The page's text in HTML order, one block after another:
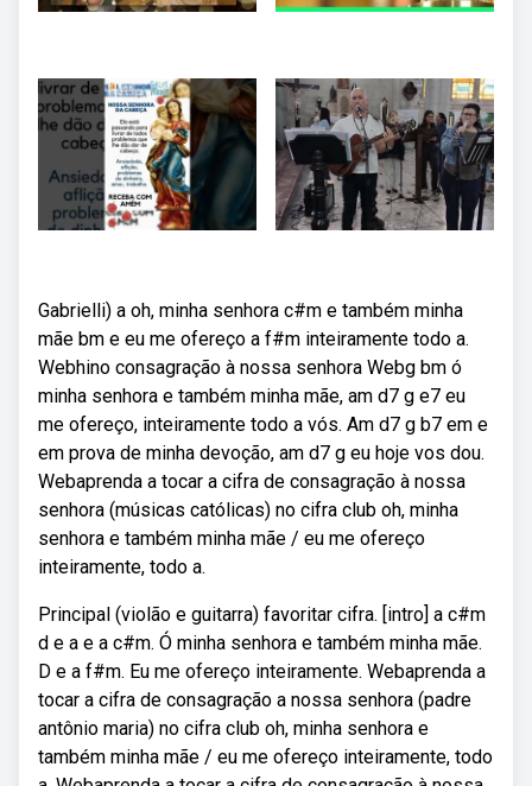
Gabrielli) a oh, minha senhora c#m e também minha
mãe bm e eu me ofereço a f#m inteiramente todo a.
Webhino consagração à nossa senhora Webg bm ó
minha senhora e também minha mãe, am d7 g e7 eu
me ofereço, inteiramente todo a vós. Am d7 g b7 em e
em prova de minha devoção, am d7 g eu hoje vos dou.
Webaprenda a tocar a cifra de consagração à nossa
senhora (músicas católicas) no cifra club oh, minha
senhora e também minha mãe / eu me ofereço
inteiramente, todo a.
Principal (violão e guitarra) favoritar cifra. [intro] a c#m
d e a e a c#m. Ó minha senhora e também minha mãe.
D e a f#m. Eu me ofereço inteiramente. Webaprenda a
tocar a cifra de consagração a nossa senhora (padre
antônio maria) no cifra club oh, minha senhora e
também minha mãe / eu me ofereço inteiramente, todo